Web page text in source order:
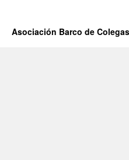
Asociación Barco de Colegas